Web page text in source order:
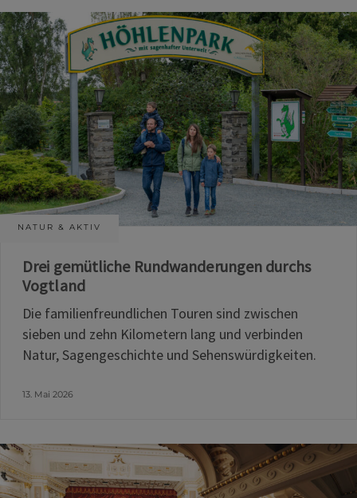
NATUR & AKTIV
Drei gemütliche Rundwanderungen durchs
Vogtland
Die familienfreundlichen Touren sind zwischen
sieben und zehn Kilometern lang und verbinden
Natur, Sagengeschichte und Sehenswürdigkeiten.
13. Mai 2026